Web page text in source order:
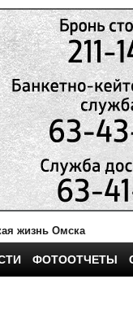
жизнь Омска
ФОТООТЧЕТЫ